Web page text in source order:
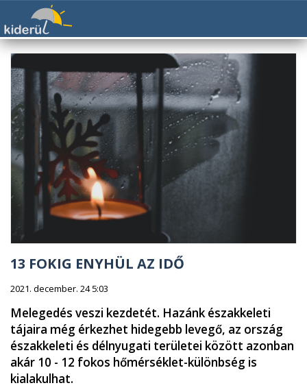
13 FOKIG ENYHÜL AZ IDŐ
2021. december. 24 5:03
Melegedés veszi kezdetét. Hazánk északkeleti
tájaira még érkezhet hidegebb levegő, az ország
északkeleti és délnyugati területei között azonban
akár 10 - 12 fokos hőmérséklet-különbség is
kialakulhat.